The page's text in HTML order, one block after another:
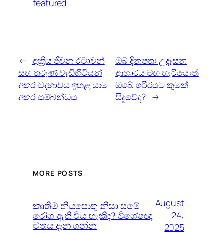
featured
← අක්‍රිය ජීවන රටාවන්
සහ තරුණ වැඩිහිටියන්
අතර වඳභාවය ඉහළ යාම
අතර සම්බන්ධය
ඔබ දිනපතා උදෑසන
ආහාරය මඟ හැරියොත්
ඔබේ ශරීරයට කුමක්
සිදුවේද? →
MORE POSTS
කෘතිම නියපොතු නිසා සමේ
රෝග ඇති විය හැකිද? විශේෂඥ
මතය දැන ගන්න
August
24,
2025